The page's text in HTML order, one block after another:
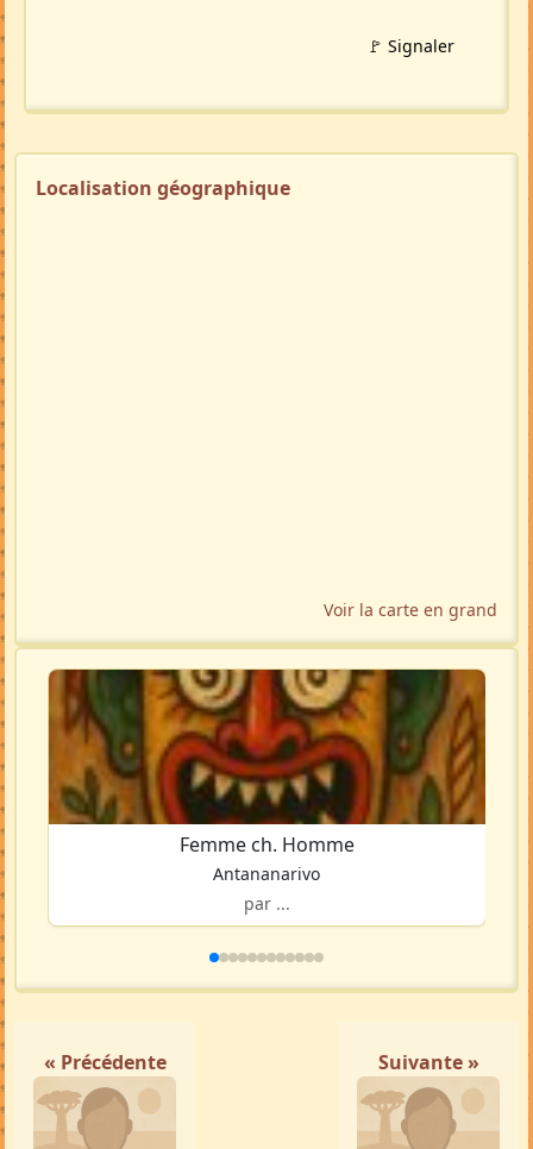
🚩 Signaler
Localisation géographique
Voir la carte en grand
Femme ch. Homme
Antananarivo
par ...
« Précédente Suivante »